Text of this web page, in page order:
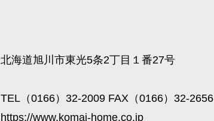
北海道旭川市東光5条2丁目１番27号
TEL（0166）32-2009 FAX（0166）32-2656
https://www.komai-home.co.jp